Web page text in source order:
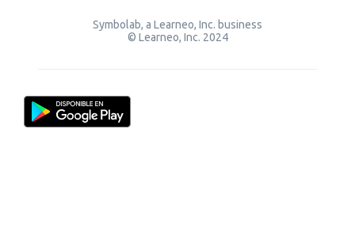
Symbolab, a Learneo, Inc. business
© Learneo, Inc. 2024